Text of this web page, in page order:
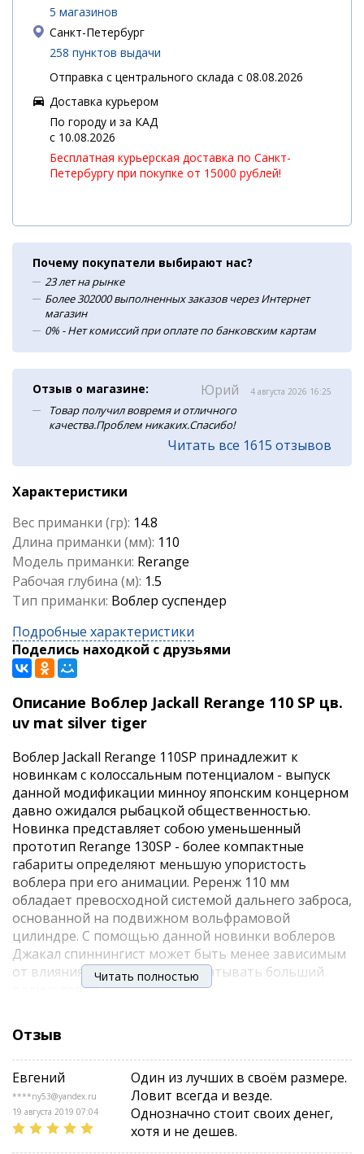
5 магазинов
Санкт-Петербург
258 пунктов выдачи
Отправка с центрального склада с 08.08.2026
Доставка курьером
По городу и за КАД
c 10.08.2026
Бесплатная курьерская доставка по Санкт-
Петербургу при покупке от 15000 рублей!
Почему покупатели выбирают нас?
23 лет на рынке
Более 302000 выполненных заказов через Интернет
магазин
0% - Нет комиссий при оплате по банковским картам
Отзыв о магазине: Юрий 4 августа 2026 16:25
Товар получил вовремя и отличного
качества.Проблем никаких.Спасибо!
Читать все 1615 отзывов
Характеристики
Вес приманки (гр): 14.8
Длина приманки (мм): 110
Модель приманки: Rerange
Рабочая глубина (м): 1.5
Тип приманки: Воблер суспендер
Подробные характеристики
Поделись находкой с друзьями
Описание Воблер Jackall Rerange 110 SP цв.
uv mat silver tiger
Воблер Jackall Rerange 110SP принадлежит к
новинкам с колоссальным потенциалом - выпуск
данной модификации минноу японским концерном
давно ожидался рыбацкой общественностью.
Новинка представляет собою уменьшенный
прототип Rerange 130SP - более компактные
габариты определяют меньшую упористость
воблера при его анимации. Реренж 110 мм
обладает превосходной системой дальнего заброса,
основанной на подвижном вольфрамовой
цилиндре. С помощью данной новинки воблеров
Джакал спиннингист может быть менее зависимым
от влияния ветра, а также охватывать больший
радиус ловли.
Новинка 2017 года обладает существенным
потенциалом в привлечении рыбы благодаря
разнообразной игре на рывковых типах подачи
приманки. Реренж показывает эффективные
покачивания боками на паузах после рывков,
привлекая внимание щуки - именно на эту хищницу
рассчитана эта новая модель. Меньший вес и малое
Читать полностью
Отзыв
Евгений
****ny53@yandex.ru
19 августа 2019 07:04
Один из лучших в своём размере.
Ловит всегда и везде.
Однозначно стоит своих денег,
хотя и не дешев.